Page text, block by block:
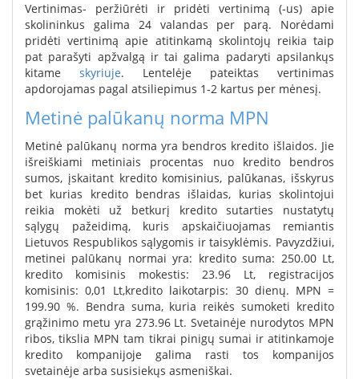
Vertinimas- peržiūrėti ir pridėti vertinimą (-us) apie
skolininkus galima 24 valandas per parą. Norėdami
pridėti vertinimą apie atitinkamą skolintojų reikia taip
pat parašyti apžvalgą ir tai galima padaryti apsilankųs
kitame skyriuje. Lentelėje pateiktas vertinimas
apdorojamas pagal atsiliepimus 1-2 kartus per mėnesį.
Metinė palūkanų norma MPN
Metinė palūkanų norma yra bendros kredito išlaidos. Jie
išreiškiami metiniais procentas nuo kredito bendros
sumos, įskaitant kredito komisinius, palūkanas, išskyrus
bet kurias kredito bendras išlaidas, kurias skolintojui
reikia mokėti už betkurį kredito sutarties nustatytų
sąlygų pažeidimą, kuris apskaičiuojamas remiantis
Lietuvos Respublikos sąlygomis ir taisyklėmis. Pavyzdžiui,
metinei palūkanų normai yra: kredito suma: 250.00 Lt,
kredito komisinis mokestis: 23.96 Lt, registracijos
komisinis: 0,01 Lt,kredito laikotarpis: 30 dienų. MPN =
199.90 %. Bendra suma, kuria reikės sumoketi kredito
grąžinimo metu yra 273.96 Lt. Svetainėje nurodytos MPN
ribos, tikslia MPN tam tikrai pinigų sumai ir atitinkamoje
kredito kompanijoje galima rasti tos kompanijos
svetainėje arba susisiekųs asmeniškai.